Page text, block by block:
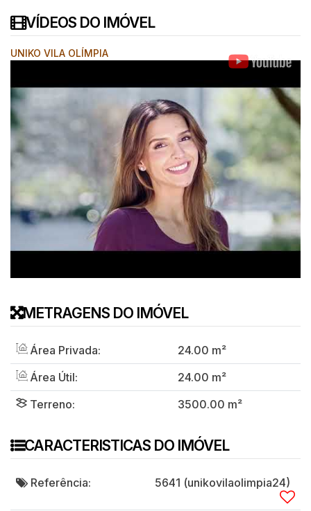
VÍDEOS DO IMÓVEL
UNIKO VILA OLÍMPIA
METRAGENS DO IMÓVEL
Área Privada: 24.00 m²
Área Útil:
24.00 m²
Terreno:
3500.00 m²
CARACTERISTICAS DO IMÓVEL
Referência: 5641 (unikovilaolimpia24)